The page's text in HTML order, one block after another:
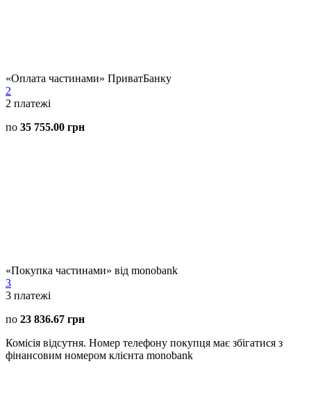
«Оплата частинами» ПриватБанку
2
2 платежі
по 35 755.00 грн
«Покупка частинами» від monobank
3
3 платежі
по 23 836.67 грн
Комісія відсутня. Номер телефону покупця має збігатися з
фінансовим номером клієнта monobank